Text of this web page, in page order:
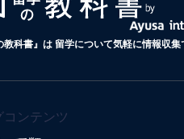
教科書』は 留学について気軽に情報収
コンテンツ